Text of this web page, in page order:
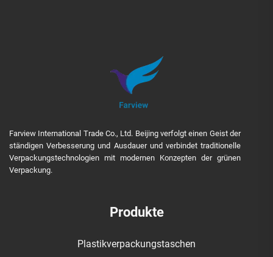
Farview International Trade Co., Ltd. Beijing verfolgt einen Geist der
ständigen Verbesserung und Ausdauer und verbindet traditionelle
Verpackungstechnologien mit modernen Konzepten der grünen
Verpackung.
Produkte
Plastikverpackungstaschen